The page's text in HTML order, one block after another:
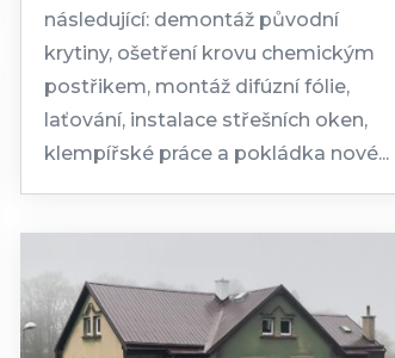
následující: demontáž původní
krytiny, ošetření krovu chemickým
postřikem, montáž difúzní fólie,
laťování, instalace střešních oken,
klempířské práce a pokládka nové...